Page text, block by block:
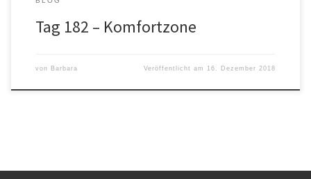
Tag 182 – Komfortzone
von Barbara Veröffentlicht am 16. Dezember 2018